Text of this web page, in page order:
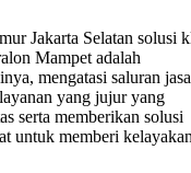
Jakarta Selatan solusi
Mampet adalah
mengatasi saluran jasa
yang jujur yang
serta memberikan solusi
untuk memberi